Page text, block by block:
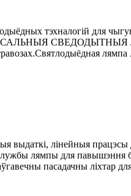
тэхналогій для
УНІВЕРСАЛЬНЫЯ
лінейныя працэсы
лямпы для павышэння
пасадачны ліхтар